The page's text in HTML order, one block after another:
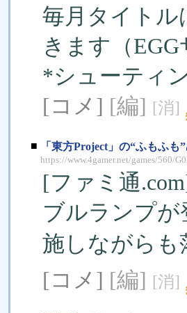
毎月タイトル
きます（
*シューティ
[コメ] [編] [消]
■ 「東方Project」の“ふもふ
https://www.4gamer.net/games/560/
[ファミ通
ブルランプ
施しながら
[コメ] [編] [消]